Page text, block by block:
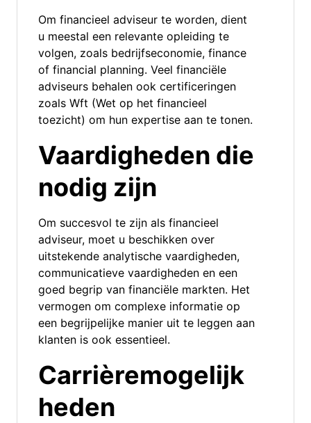
Om financieel adviseur te worden, dient
u meestal een relevante opleiding te
volgen, zoals bedrijfseconomie, finance
of financial planning. Veel financiële
adviseurs behalen ook certificeringen
zoals Wft (Wet op het financieel
toezicht) om hun expertise aan te tonen.
Vaardigheden die
nodig zijn
Om succesvol te zijn als financieel
adviseur, moet u beschikken over
uitstekende analytische vaardigheden,
communicatieve vaardigheden en een
goed begrip van financiële markten. Het
vermogen om complexe informatie op
een begrijpelijke manier uit te leggen aan
klanten is ook essentieel.
Carrièremogelijk
heden